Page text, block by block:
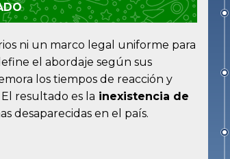
ni un marco legal uniforme para
el abordaje según sus
los tiempos de reacción y
resultado es la inexistencia de
desaparecidas en el país.